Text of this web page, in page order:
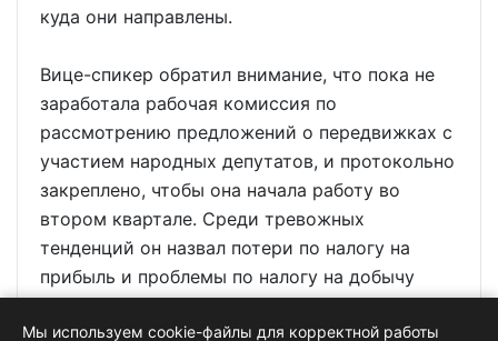
куда они направлены.
Вице-спикер обратил внимание, что пока не
заработала рабочая комиссия по
рассмотрению предложений о передвижках с
участием народных депутатов, и протокольно
закреплено, чтобы она начала работу во
втором квартале. Среди тревожных
тенденций он назвал потери по налогу на
прибыль и проблемы по налогу на добычу
полезных ископаемых, прежде всего по
алмазам. Депутаты, по его словам,
Мы используем cookie-файлы для корректной работы